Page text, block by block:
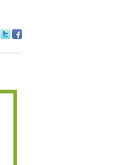
itte ce